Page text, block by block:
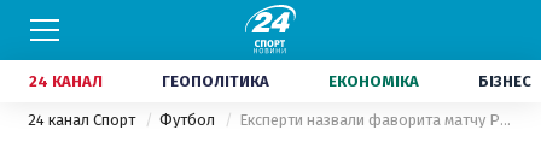
24 КАНАЛ ГЕОПОЛІТИКА ЕКОНОМІКА БІЗНЕС
24 канал Спорт Футбол Експерти назвали фаворита матчу Реал – Барселона